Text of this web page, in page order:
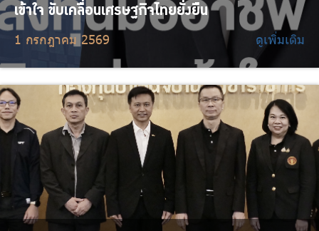
เข้าใจ ขับเคลื่อนเศรษฐกิจไทยยั่งยืน
1 กรกฎาคม 2569 ดูเพิ่มเติม